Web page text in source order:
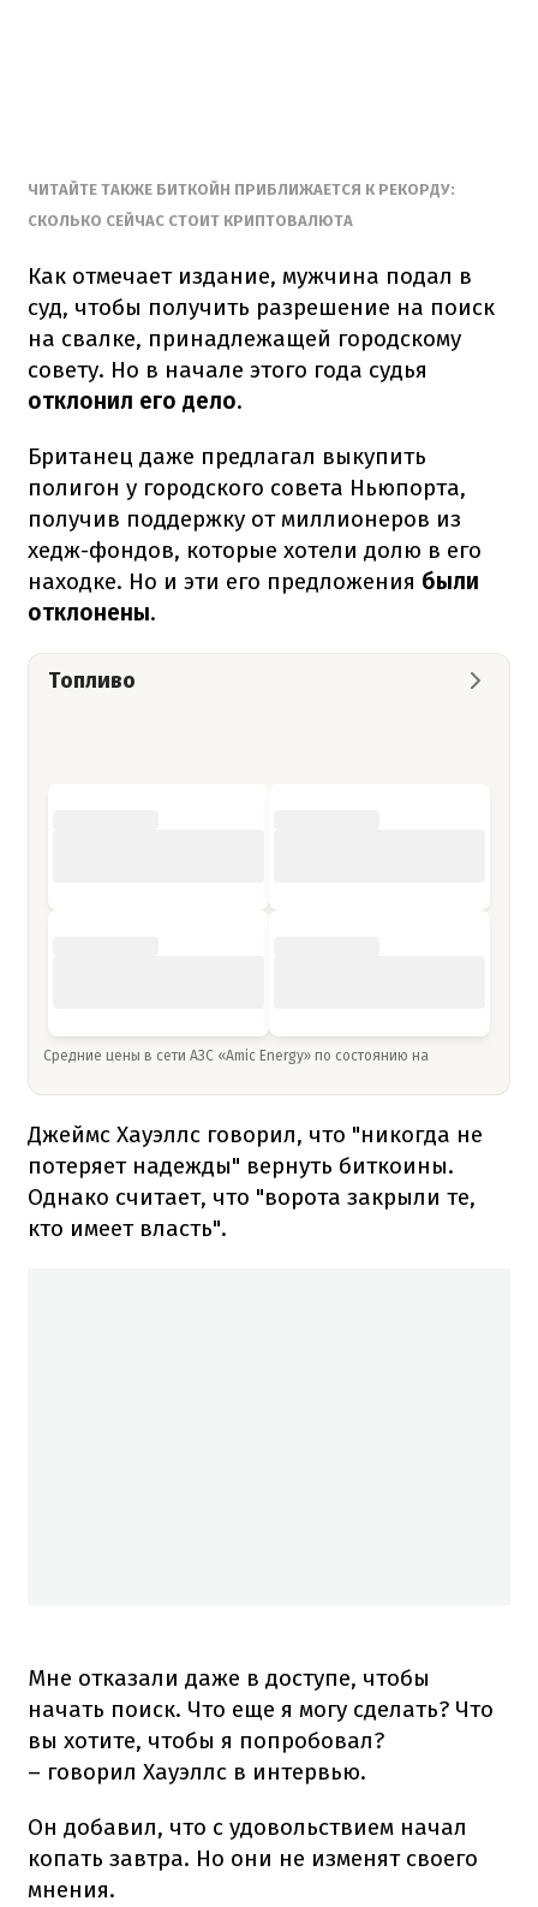
ЧИТАЙТЕ ТАКЖЕ БИТКОЙН ПРИБЛИЖАЕТСЯ К РЕКОРДУ:
СКОЛЬКО СЕЙЧАС СТОИТ КРИПТОВАЛЮТА
Как отмечает издание, мужчина подал в
суд, чтобы получить разрешение на поиск
на свалке, принадлежащей городскому
совету. Но в начале этого года судья
отклонил его дело.
Британец даже предлагал выкупить
полигон у городского совета Ньюпорта,
получив поддержку от миллионеров из
хедж-фондов, которые хотели долю в его
находке. Но и эти его предложения были
отклонены.
Топливо
Средние цены в сети АЗС «Amic Energy» по состоянию на
Джеймс Хауэллс говорил, что "никогда не
потеряет надежды" вернуть биткоины.
Однако считает, что "ворота закрыли те,
кто имеет власть".
Мне отказали даже в доступе, чтобы
начать поиск. Что еще я могу сделать? Что
вы хотите, чтобы я попробовал?
– говорил Хауэллс в интервью.
Он добавил, что с удовольствием начал
копать завтра. Но они не изменят своего
мнения.